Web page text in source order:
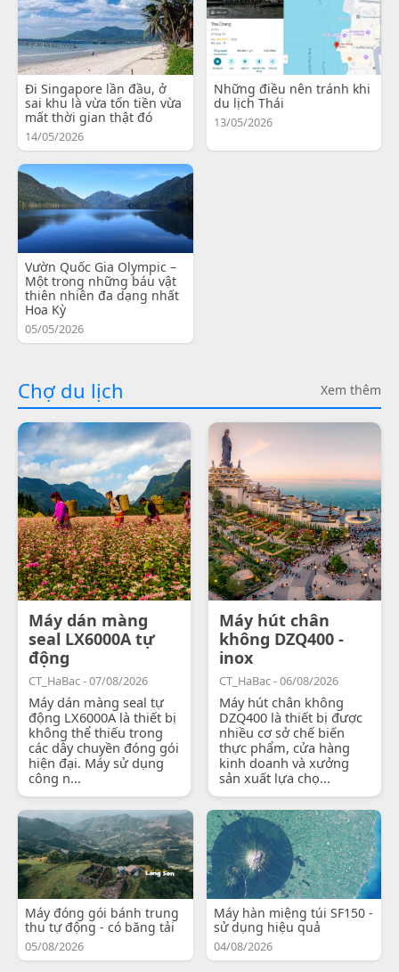
Đi Singapore lần đầu, ở
sai khu là vừa tốn tiền vừa
mất thời gian thật đó
14/05/2026
Những điều nên tránh khi
du lịch Thái
13/05/2026
Vườn Quốc Gia Olympic –
Một trong những báu vật
thiên nhiên đa dạng nhất
Hoa Kỳ
05/05/2026
Chợ du lịch Xem thêm
Máy dán màng
seal LX6000A tự
động
CT_HaBac - 07/08/2026
Máy dán màng seal tự
động LX6000A là thiết bị
không thể thiếu trong
các dây chuyền đóng gói
hiện đại. Máy sử dụng
công n...
Máy hút chân
không DZQ400 -
inox
CT_HaBac - 06/08/2026
Máy hút chân không
DZQ400 là thiết bị được
nhiều cơ sở chế biến
thực phẩm, cửa hàng
kinh doanh và xưởng
sản xuất lựa chọ...
Máy đóng gói bánh trung
thu tự động - có băng tải
05/08/2026
Máy hàn miệng túi SF150 -
sử dụng hiệu quả
04/08/2026